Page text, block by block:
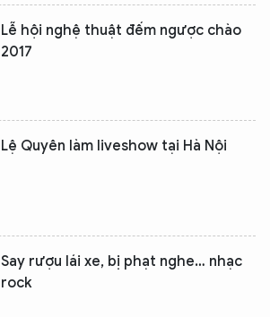
Lễ hội nghệ thuật đếm ngược chào
2017
Lệ Quyên làm liveshow tại Hà Nội
Say rượu lái xe, bị phạt nghe… nhạc
rock